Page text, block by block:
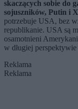
skaczących sobie do
sojuszników, Putin i
potrzebuje USA, bez
republikanie. USA są
osamotnieni
w długiej perspektywie
Reklama
Reklama